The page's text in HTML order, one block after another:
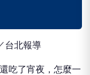
台北報導
吃了宵夜，怎麼一